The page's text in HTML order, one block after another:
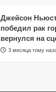
Джейсон
победил рак
вернулся на
3 месяца тому